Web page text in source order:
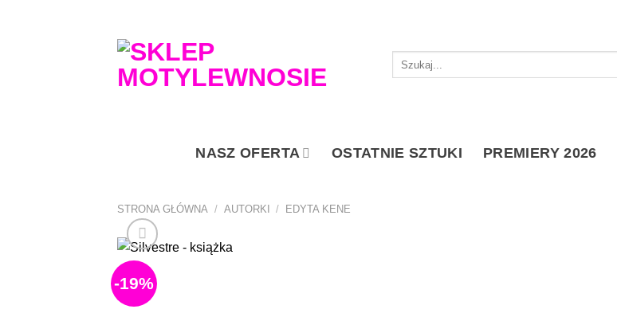
zawartości
NASZ OFERTA OSTATNIE SZTUKI PREMIERY 2026
STRONA GŁÓWNA / AUTORKI / EDYTA KENE
-19%